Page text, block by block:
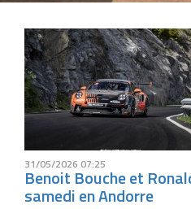
31/05/2026 07:25
Benoit Bouche et
samedi en Andorre